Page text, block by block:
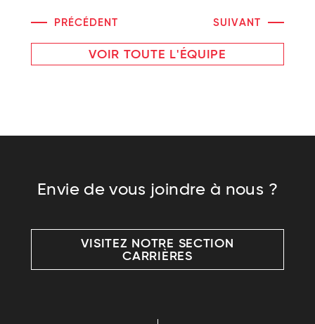
PRÉCÉDENT
VOIR TOUTE L'ÉQUIPE
SUIVANT
Envie de vous joindre à nous ?
VISITEZ NOTRE SECTION
CARRIÈRES